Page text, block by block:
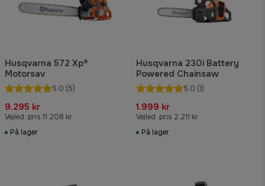
Husqvarna 572 Xp®
Motorsav
5.0 (5)
9.295 kr
Vejled. pris 11.208 kr
På lager
Husqvarna 230i Battery
Powered Chainsaw
5.0 (1)
1.999 kr
Vejled. pris 2.211 kr
På lager